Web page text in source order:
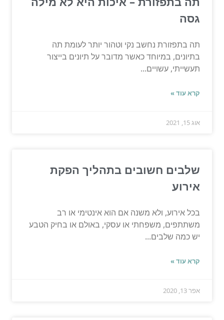
גסה
תה בתפזורת נחשב נקי וטהור יותר לעומת תה
בתיונים, במיוחד כאשר מדובר על תיונים בייצור
תעשייתי, עשויים...
קרא עוד »
אוג 15, 2021
שלבים חשובים בתהליך הפקת
אירוע
בכל אירוע, ולא משנה אם הוא אינטימי או רב
משתתפים, משפחתי או עסקי, באולם או בחיק הטבע
יש כמה שלבים...
קרא עוד »
אפר 13, 2020